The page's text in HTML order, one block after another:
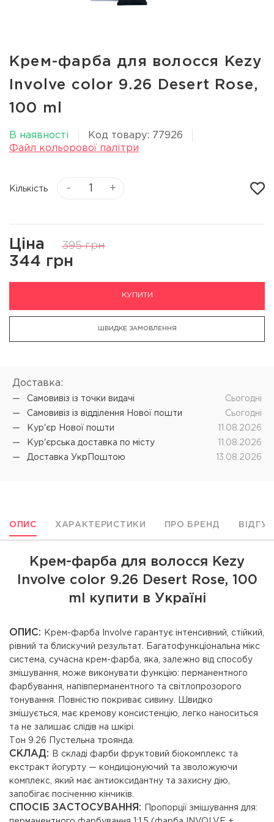
Крем-фарба для волосся Kezy
Involve color 9.26 Desert Rose,
100 ml
В наявності
Код товару: 77926
Файл кольорової палітри
Кількість - +
Ціна 395 грн
344 грн
КУПИТИ
ШВИДКЕ ЗАМОВЛЕННЯ
Доставка:
Самовивіз iз точки видачі
Cьогодні
Самовивіз iз відділення Нової пошти
Cьогодні
Кур'єр Нової пошти
11.08.2026
Кур'єрська доставка по місту
11.08.2026
Доставка УкрПоштою
13.08.2026
ОПИС ХАРАКТЕРИСТИКИ ПРО БРЕНД
Крем-фарба для волосся Kezy
Involve color 9.26 Desert Rose, 100
ml купити в Україні
ОПИС:
Крем-фарба Involve гарантує інтенсивний, стійкий,
рівний та блискучий результат. Багатофункціональна мікс
система, сучасна крем-фарба, яка, залежно від способу
змішування, може виконувати функцію: перманентного
фарбування, напівперманентного та світлопрозорого
тонування. Повністю покриває сивину. Швидко
змішується, має кремову консистенцію, легко наноситься
та не залишає слідів на шкірі.
Тон 9.26 Пустельна троянда.
СКЛАД:
В складі фарби фруктовий біокомплекс та
екстракт йогурту — кондиціонуючий та зволожуючи
комплекс, який має антиоксидантну та захисну дію,
запобігає посіченню кінчиків.
СПОСІБ ЗАСТОСУВАННЯ:
Пропорції змішування для: